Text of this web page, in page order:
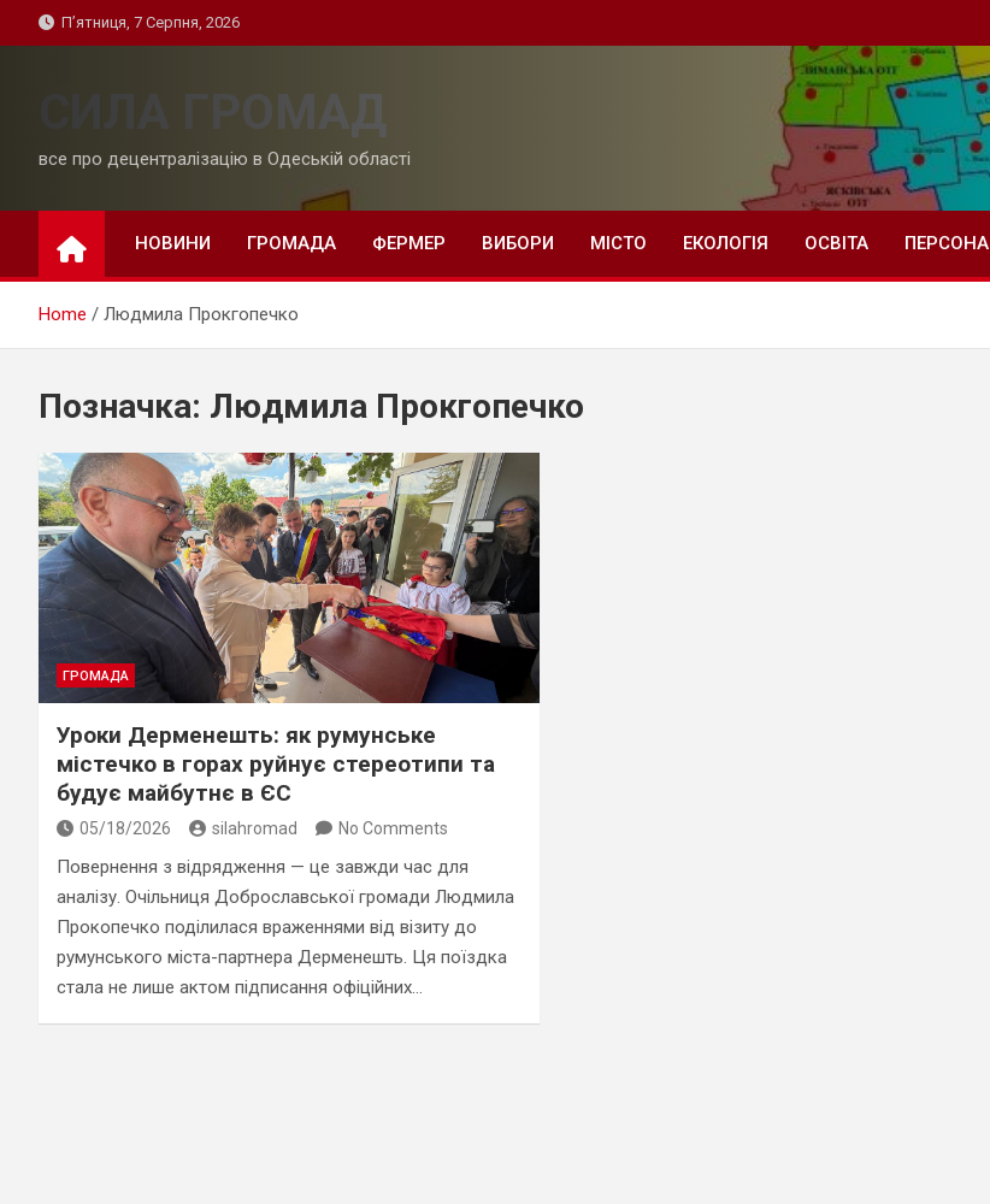
to
П’ятниця, 7 Серпня, 2026
СИЛА ГРОМАД
все про децентралізацію в Одеській області
НОВИНИ ГРОМАДА ФЕРМЕР ВИБОРИ МІСТО ЕКОЛОГІЯ ОСВІТА ПЕРСОНА
Home Людмила Прокгопечко
Позначка: Людмила Прокгопечко
ГРОМАДА
Уроки Дерменешть: як румунське
містечко в горах руйнує стереотипи та
будує майбутнє в ЄС
05/18/2026 silahromad No Comments
Повернення з відрядження — це завжди час для
аналізу. Очільниця Доброславської громади Людмила
Прокопечко поділилася враженнями від візиту до
румунського міста-партнера Дерменешть. Ця поїздка
стала не лише актом підписання офіційних…